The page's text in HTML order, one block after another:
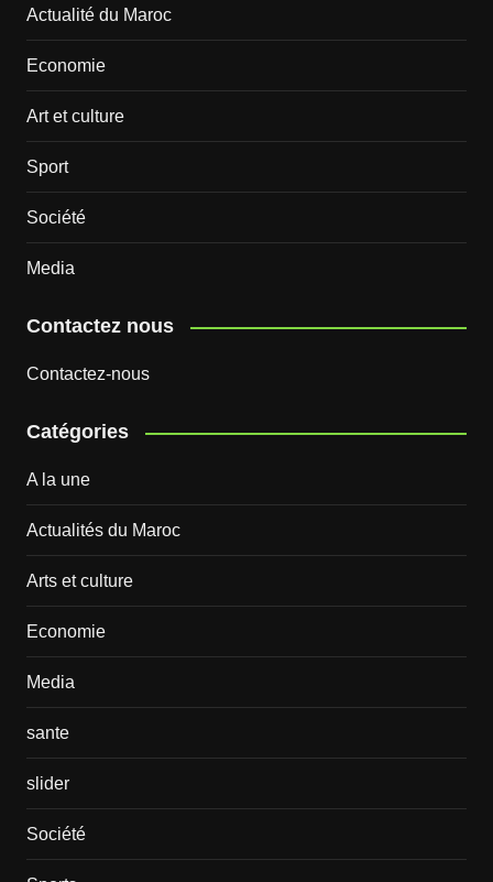
Actualité du Maroc
Economie
Art et culture
Sport
Société
Media
Contactez nous
Contactez-nous
Catégories
A la une
Actualités du Maroc
Arts et culture
Economie
Media
sante
slider
Société